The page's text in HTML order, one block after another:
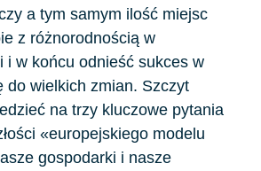
a tym samym ilość miejsc
z różnorodnością w
i w końcu odnieść sukces w
do wielkich zmian. Szczyt
na trzy kluczowe pytania
«europejskiego modelu
gospodarki i nasze